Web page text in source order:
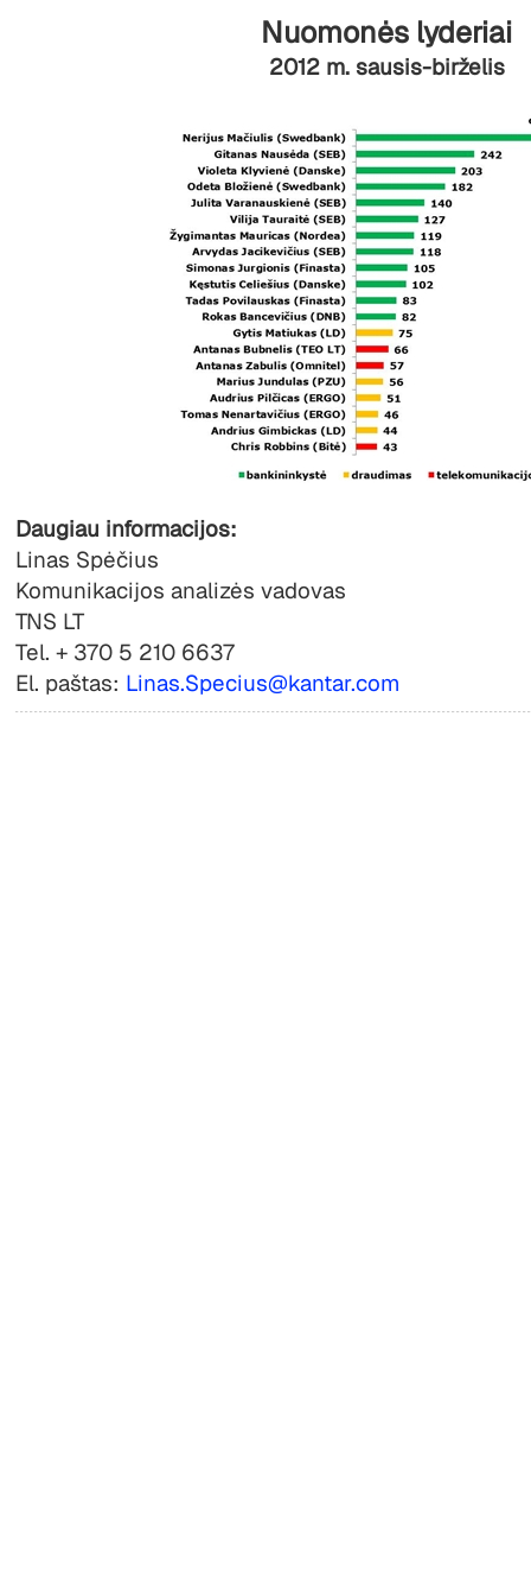
Nuomonės lyderiai
2012 m. sausis-birželis
Daugiau informacijos:
Linas Spėčius
Komunikacijos analizės vadovas
TNS LT
Tel. + 370 5 210 6637
El. paštas: Linas.Specius@kantar.com